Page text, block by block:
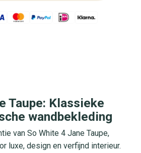
Taupe: Klassieke
wandbekleding
van So White 4 Jane Taupe,
luxe, design en verfijnd interieur.